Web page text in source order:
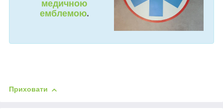
медичною
емблемою.
Приховати